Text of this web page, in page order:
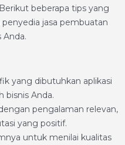
beberapa tips yang
jasa pembuatan
Anda.
yang dibutuhkan aplikasi
bisnis Anda.
pengalaman relevan,
yang positif.
untuk menilai kualitas